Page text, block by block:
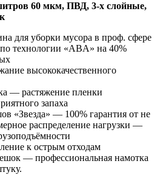
60 мкм, ПВД, 3-х слойные,
для уборки мусора в проф. сфере
технологии «ABA» на 40%
высококачественного
— растяжение пленки
запаха
«Звезда» — 100% гарантия от не
распределение нагрузки —
к острым отходам
— профессиональная намотка